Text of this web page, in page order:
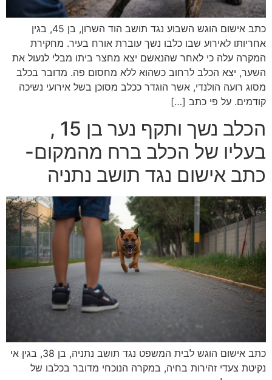
כתב אישום הוגש השבוע נגד תושב הוד השרון, בן 45, בגין
אחריותו לאירוע שבו כלבו נשך עוברת אורח בעיר. מחקירת
המקרה עלה כי לאחר שהנאשם יצא מחצר ביתו מבלי לנעול את
השער, יצא הכלב לרחוב כשהוא ללא מחסום פה. מדובר בכלב
מסוג רועה הולנדי, אשר הוגדר ככלב מסוכן בשל אירועי נשיכה
קודמים. על פי כתב […]
הכלב נשך ותקף נער בן 15 ,
בעליו של הכלב ברח מהמקום-
כתב אישום נגד תושב נתניה
כתב אישום הוגש לבית המשפט נגד תושב נתניה, בן 38, בגין אי
נקיטת צעדי זהירות בחיה, במקרה הנוכחי מדובר בכלבו של